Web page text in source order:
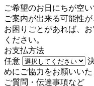
ご希望のお日にちが空
ご案内が出来る可能性が
お困りごとがあれば、お
ください。
お支払方法
任意
めにご協力をお願いいた
ご質問・伝達事項など